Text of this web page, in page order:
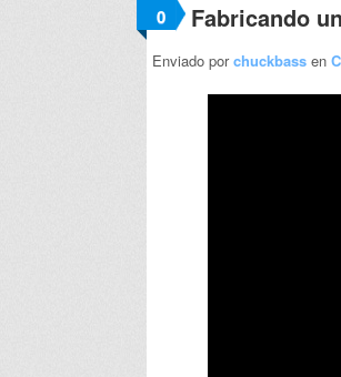
0 Fabricando
Enviado porchuckbass en